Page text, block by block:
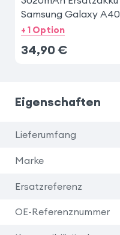
Samsung Galaxy A40
+ 1 Option
34,90 €
Eigenschaften
Lieferumfang
Marke
Ersatzreferenz
OE-Referenznummer